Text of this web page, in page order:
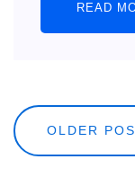
READ
Posts
OLDER